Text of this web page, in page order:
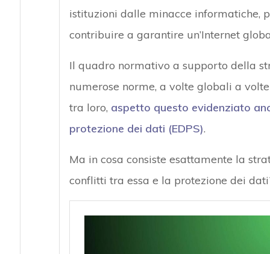
istituzioni dalle minacce informatiche,
contribuire a garantire un’Internet
Il quadro normativo a supporto della
numerose norme, a volte globali a
tra loro, aspetto questo evidenziato
protezione dei dati (EDPS).
Ma in cosa consiste esattamente la
conflitti tra essa e la protezione dei